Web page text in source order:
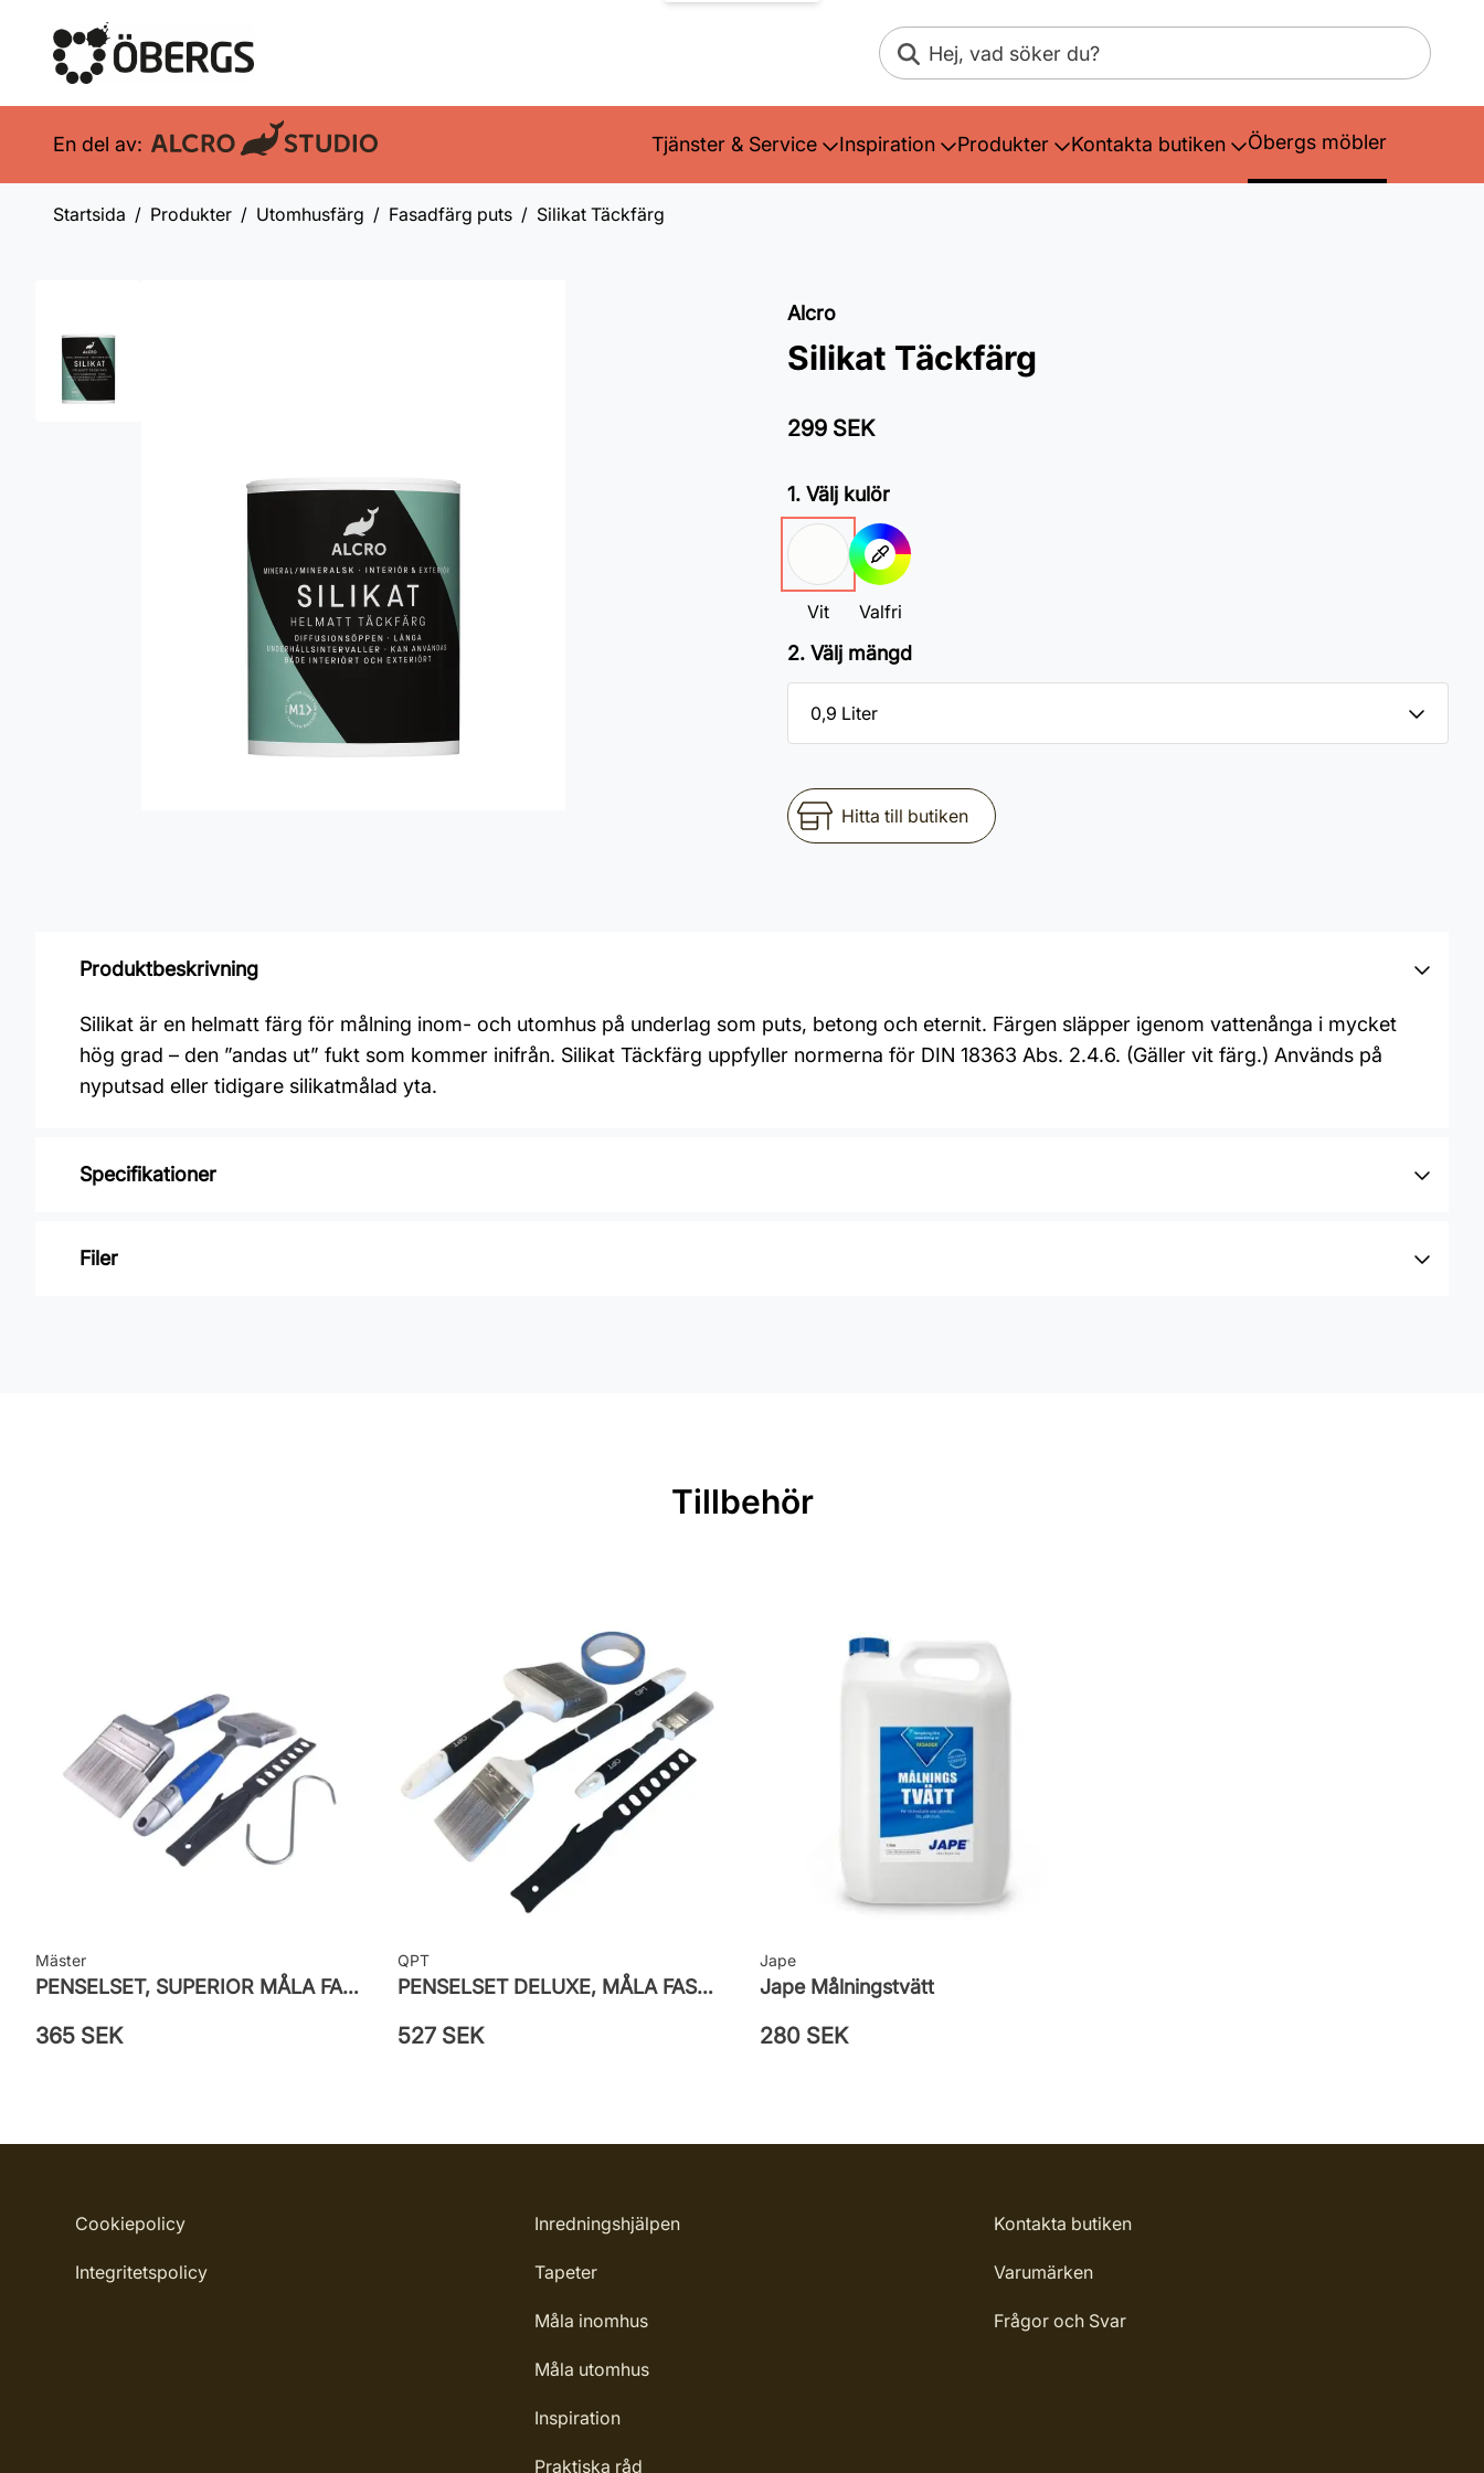
Sök
En del av: Tjänster & Service Inspiration Produkter Kontakta butiken Öbergs möbler
Startsida Produkter Utomhusfärg Fasadfärg puts Silikat Täckfärg
Alcro
Silikat Täckfärg
299 SEK
1. Välj kulör
Vit Valfri
2. Välj mängd
Hitta till butiken
Produktbeskrivning
Silikat är en helmatt färg för målning inom- och utomhus på underlag som puts, betong och eternit. Färgen släpper igenom vattenånga i mycket
hög grad – den ”andas ut” fukt som kommer inifrån. Silikat Täckfärg uppfyller normerna för DIN 18363 Abs. 2.4.6. (Gäller vit färg.) Används på
nyputsad eller tidigare silikatmålad yta.
Specifikationer
Varumärke: Alcro
Filer
Tillbehör
Mäster
PENSELSET, SUPERIOR MÅLA FASAD
365 SEK
QPT
PENSELSET DELUXE, MÅLA FASAD, ALLA YTOR
527 SEK
Jape
Jape Målningstvätt
280 SEK
Cookiepolicy
Integritetspolicy
Inredningshjälpen
Tapeter
Måla inomhus
Måla utomhus
Inspiration
Praktiska råd
Kontakta butiken
Varumärken
Frågor och Svar